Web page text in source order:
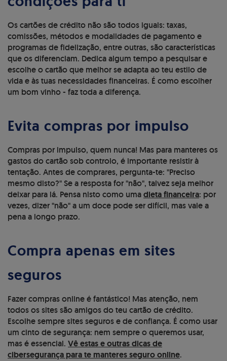
Os cartões de crédito não são todos iguais: taxas,
comissões, métodos e modalidades de pagamento e
programas de fidelização, entre outras, são características
que os diferenciam. Dedica algum tempo a pesquisar e
escolhe o cartão que melhor se adapta ao teu estilo de
vida e às tuas necessidades financeiras. É como escolher
um bom vinho - faz toda a diferença.
Evita compras por impulso
Compras por impulso, quem nunca! Mas para manteres os
gastos do cartão sob controlo, é importante resistir à
tentação. Antes de comprares, pergunta-te: "Preciso
mesmo disto?" Se a resposta for "não", talvez seja melhor
deixar para lá. Pensa nisto como umadieta financeira: por
vezes, dizer "não" a um doce pode ser difícil, mas vale a
pena a longo prazo.
Compra apenas em sites
seguros
Fazer compras online é fantástico! Mas atenção, nem
todos os sites são amigos do teu cartão de crédito.
Escolhe sempre sites seguros e de confiança. É como usar
um cinto de segurança: nem sempre o queremos usar,
mas é essencial. Vê estas e outras dicas de
cibersegurança para te manteres seguro online.